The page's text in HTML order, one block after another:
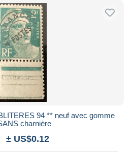
94 ** neuf avec gomme
charnière
± US$0.12